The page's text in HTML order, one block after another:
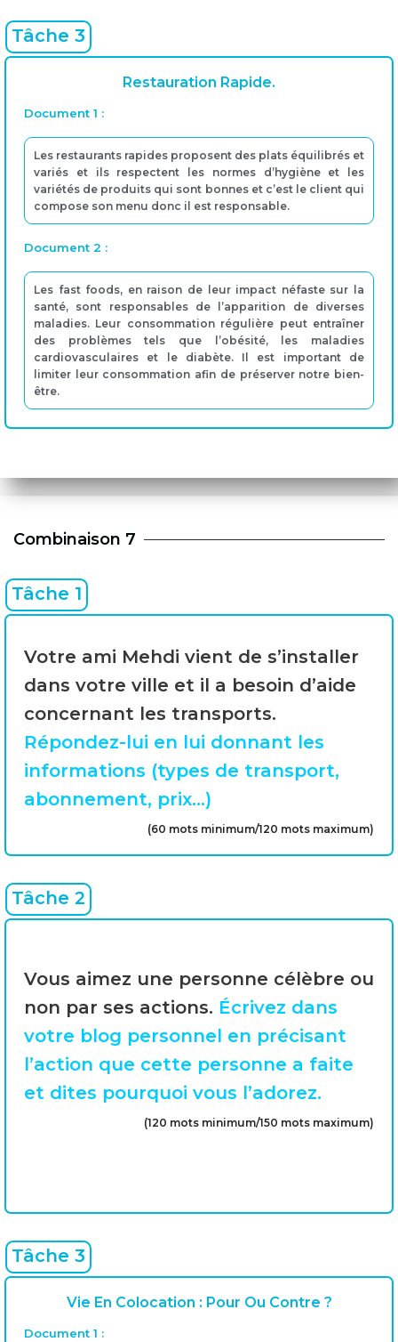
Tâche 3
Restauration Rapide.
Document 1 :
Les restaurants rapides proposent des plats équilibrés et
variés et ils respectent les normes d’hygiène et les
variétés de produits qui sont bonnes et c’est le client qui
compose son menu donc il est responsable.
Document 2 :
Les fast foods, en raison de leur impact néfaste sur la
santé, sont responsables de l’apparition de diverses
maladies. Leur consommation régulière peut entraîner
des problèmes tels que l’obésité, les maladies
cardiovasculaires et le diabète. Il est important de
limiter leur consommation afin de préserver notre bien-
être.
Combinaison 7
Tâche 1
Votre ami Mehdi vient de s’installer
dans votre ville et il a besoin d’aide
concernant les transports.
Répondez-lui en lui donnant les
informations (types de transport,
abonnement, prix…)
(60 mots minimum/120 mots maximum)
Tâche 2
Vous aimez une personne célèbre ou
non par ses actions. Écrivez dans
votre blog personnel en précisant
l’action que cette personne a faite
et dites pourquoi vous l’adorez.
(120 mots minimum/150 mots maximum)
Tâche 3
Vie En Colocation : Pour Ou Contre ?
Document 1 :